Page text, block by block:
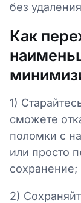
без
Как
1)
сможете
поломки с
или просто
сохранение;
2)